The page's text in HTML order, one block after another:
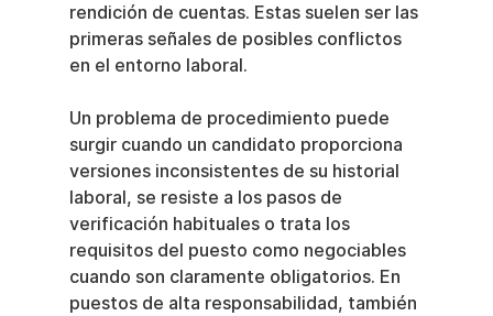
rendición de cuentas. Estas suelen ser las
primeras señales de posibles conflictos
en el entorno laboral.
Un problema de procedimiento puede
surgir cuando un candidato proporciona
versiones inconsistentes de su historial
laboral, se resiste a los pasos de
verificación habituales o trata los
requisitos del puesto como negociables
cuando son claramente obligatorios. En
puestos de alta responsabilidad, también